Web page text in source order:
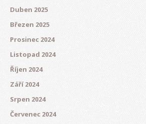
Duben 2025
Březen 2025
Prosinec 2024
Listopad 2024
Říjen 2024
Září 2024
Srpen 2024
Červenec 2024